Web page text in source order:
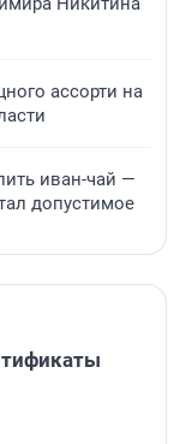
ассорти на
иван-чай —
допустимое